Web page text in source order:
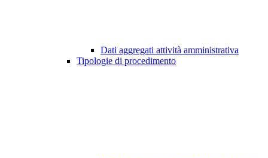
Dati aggregati attività amministrativa
Tipologie di procedimento